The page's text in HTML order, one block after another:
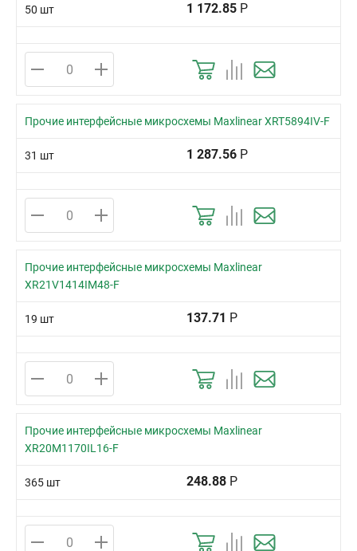
50 шт 1 172.85 Р
Прочие интерфейсные микросхемы Maxlinear XRT5894IV-F
31 шт 1 287.56 Р
Прочие интерфейсные микросхемы Maxlinear
XR21V1414IM48-F
19 шт 137.71 Р
Прочие интерфейсные микросхемы Maxlinear
XR20M1170IL16-F
365 шт 248.88 Р